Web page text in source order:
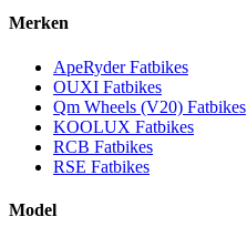
Merken
ApeRyder Fatbikes
OUXI Fatbikes
Qm Wheels (V20) Fatbikes
KOOLUX Fatbikes
RCB Fatbikes
RSE Fatbikes
Model